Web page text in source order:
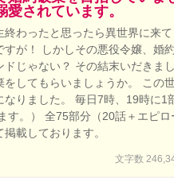
されています。
終わったと思ったら異世界に来
が！ しかしその悪役令嬢、婚
ドじゃない？ その結末いだきま
をしてもらいましょうか。 この
なりました。 毎日7時、19時に1
す。） 全75部分（20話＋エピロ
載しております。
文字数